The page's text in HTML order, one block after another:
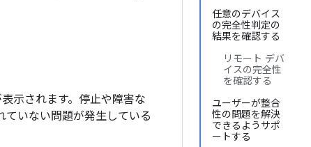
任意のデバイス
の完全性判定の
結果を確認する
リモート デバ
イスの完全性
を確認する
ユーザーが整合
性の問題を解決
できるようサポ
ートする
示されます。停止や障害な
ていない問題が発生している